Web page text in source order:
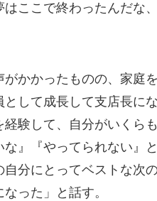
はここで終わったんだな
かかったものの、家庭
して成長して支店長に
験して、自分がいくら
』『やってられない』
分にとってベストな次
った」と話す。